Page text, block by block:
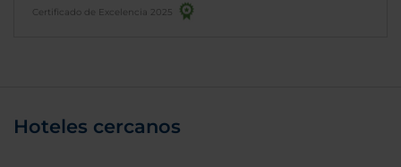
Certificado de Excelencia 2025
Hoteles cercanos